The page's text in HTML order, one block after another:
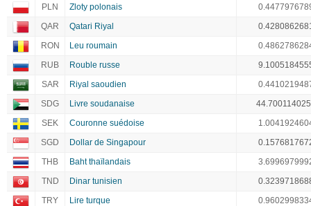
PLN
Zloty polonais
QAR
Qatari Riyal
RON
Leu roumain
RUB
Rouble russe
SAR
Riyal saoudien
SDG
Livre soudanaise
SEK
Couronne suédoise
SGD
Dollar de Singapour
THB
Baht thaïlandais
TND
Dinar tunisien
TRY
Lire turque